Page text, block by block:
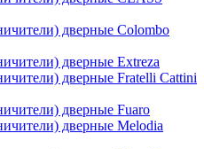
дверные Colombo
дверные Extreza
дверные Fratelli Cattini
дверные Fuaro
дверные Melodia